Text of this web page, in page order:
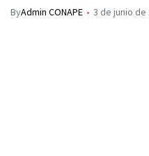
ByAdmin CONAPE 3 de junio de